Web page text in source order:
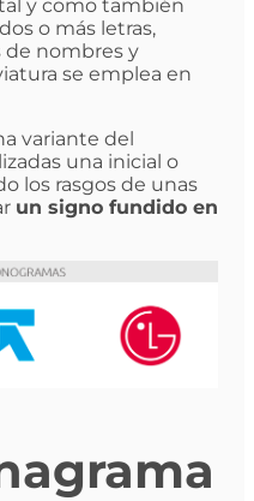
y como también
o más letras,
de nombres y
se emplea en
variante del
una inicial o
los rasgos de unas
un signo fundido en